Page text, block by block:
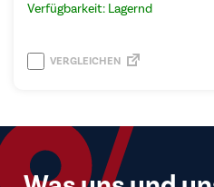
Verfügbarkeit: Lagernd
VERGLEICHEN